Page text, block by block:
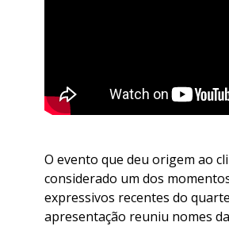
O evento que deu origem ao
considerado um dos
expressivos recentes do
apresentação reuniu nomes